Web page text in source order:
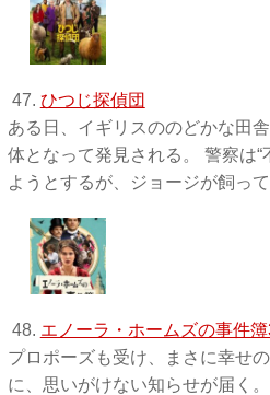
47. ひつじ探偵団
ある日、イギリスののどかな田
体となって発見される。 警察は“
ようとするが、ジョージが飼っ
48. エノーラ・ホームズの事件
プロポーズも受け、まさに幸せ
に、思いがけない知らせが届く